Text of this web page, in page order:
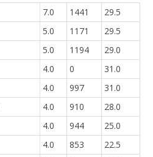
7.0 1441
29.5
5.0 1171
29.5
5.0 1194
29.0
4.0 0
31.0
4.0 997
31.0
4.0 910
28.0
4.0 944
25.0
4.0 853
22.5